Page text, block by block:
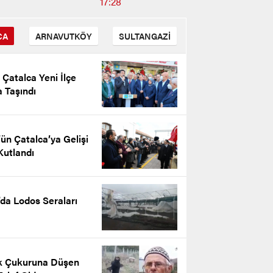
Kantarkıran’ın 10 Kasım
Anma Günü Mesajı
ARNAVUTKÖY SULTANGAZİ
Yeni İlçe
Çatalca’ya Gelişi
Lodos Seraları
Çukuruna Düşen